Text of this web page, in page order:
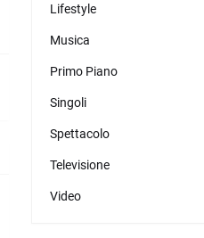
Lifestyle
Musica
Primo Piano
Singoli
Spettacolo
Televisione
Video